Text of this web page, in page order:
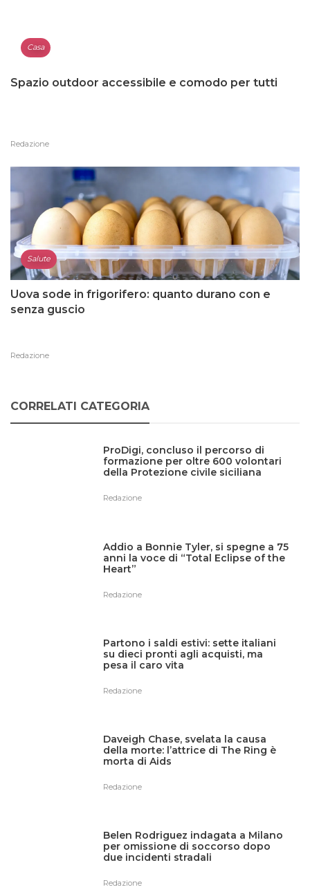
Casa
Spazio outdoor accessibile e comodo per tutti
Redazione
Salute
Uova sode in frigorifero: quanto durano con e
senza guscio
Redazione
CORRELATI CATEGORIA
ProDigi, concluso il percorso di
formazione per oltre 600 volontari
della Protezione civile siciliana
Redazione
Addio a Bonnie Tyler, si spegne a 75
anni la voce di “Total Eclipse of the
Heart”
Redazione
Partono i saldi estivi: sette italiani
su dieci pronti agli acquisti, ma
pesa il caro vita
Redazione
Daveigh Chase, svelata la causa
della morte: l’attrice di The Ring è
morta di Aids
Redazione
Belen Rodriguez indagata a Milano
per omissione di soccorso dopo
due incidenti stradali
Redazione